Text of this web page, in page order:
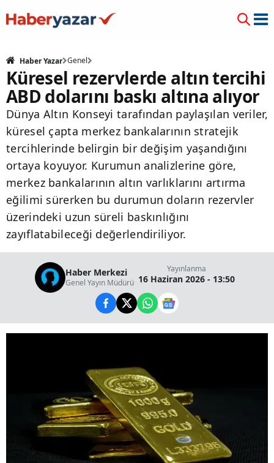
Haber Yazar Genel
Küresel rezervlerde altın tercihi
ABD dolarını baskı altına alıyor
Dünya Altın Konseyi tarafından paylaşılan veriler,
küresel çapta merkez bankalarının stratejik
tercihlerinde belirgin bir değişim yaşandığını
ortaya koyuyor. Kurumun analizlerine göre,
merkez bankalarının altın varlıklarını artırma
eğilimi sürerken bu durumun doların rezervler
üzerindeki uzun süreli baskınlığını
zayıflatabileceği değerlendiriliyor.
Haber Merkezi
Genel Yayın Müdürü
Yayınlanma
16 Haziran 2026 - 13:50